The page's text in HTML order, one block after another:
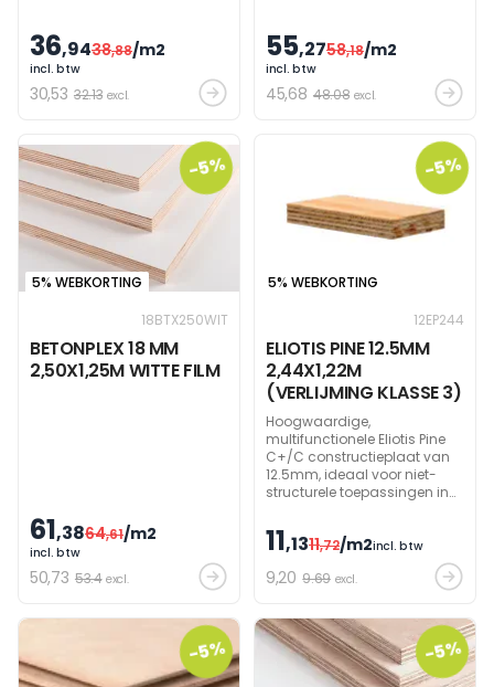
36,9438,88/m2
incl. btw
30,53 32.13 excl.
55,2758,18/m2
incl. btw
45,68 48.08 excl.
-5%
5% WEBKORTING
18BTX250WIT
BETONPLEX 18 MM
2,50X1,25M WITTE FILM
61,3864,61/m2
incl. btw
50,73 53.4 excl.
-5%
5% WEBKORTING
12EP244
ELIOTIS PINE 12.5MM
2,44X1,22M
(VERLIJMING KLASSE 3)
Hoogwaardige,
multifunctionele Eliotis Pine
C+/C constructieplaat van
12.5mm, ideaal voor niet-
structurele toepassingen in
verpakking en
bouwplaatsbeveiliging.
door onze ervaren
11,1311,72/m2incl. btw
9,20 9.69 excl.
-5% -5%